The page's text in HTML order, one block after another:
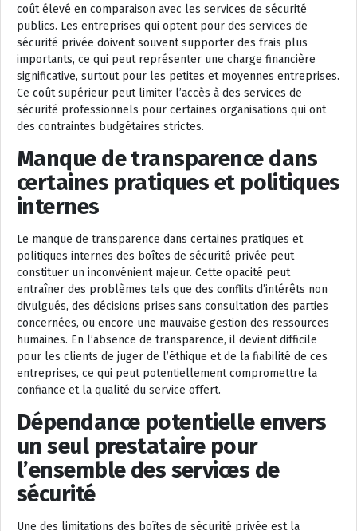
coût élevé en comparaison avec les services de sécurité
publics. Les entreprises qui optent pour des services de
sécurité privée doivent souvent supporter des frais plus
importants, ce qui peut représenter une charge financière
significative, surtout pour les petites et moyennes entreprises.
Ce coût supérieur peut limiter l’accès à des services de
sécurité professionnels pour certaines organisations qui ont
des contraintes budgétaires strictes.
Manque de transparence dans
certaines pratiques et politiques
internes
Le manque de transparence dans certaines pratiques et
politiques internes des boîtes de sécurité privée peut
constituer un inconvénient majeur. Cette opacité peut
entraîner des problèmes tels que des conflits d’intérêts non
divulgués, des décisions prises sans consultation des parties
concernées, ou encore une mauvaise gestion des ressources
humaines. En l’absence de transparence, il devient difficile
pour les clients de juger de l’éthique et de la fiabilité de ces
entreprises, ce qui peut potentiellement compromettre la
confiance et la qualité du service offert.
Dépendance potentielle envers
un seul prestataire pour
l’ensemble des services de
sécurité
Une des limitations des boîtes de sécurité privée est la